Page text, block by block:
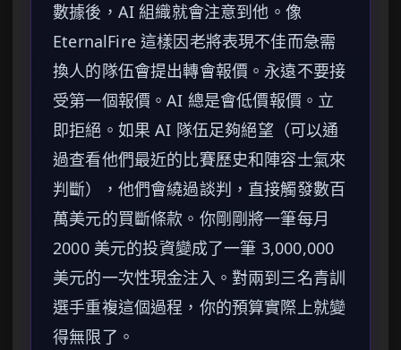
數據後，AI 組織就會注意到他。像
EternalFire 這樣因老將表現不佳而急需
換人的隊伍會提出轉會報價。永遠不要接
受第一個報價。AI 總是會低價報價。立
即拒絕。如果 AI 隊伍足夠絕望（可以通
過查看他們最近的比賽歷史和陣容士氣來
判斷），他們會繞過談判，直接觸發數百
萬美元的買斷條款。你剛剛將一筆每月
2000 美元的投資變成了一筆 3,000,000
美元的一次性現金注入。對兩到三名青訓
選手重複這個過程，你的預算實際上就變
得無限了。